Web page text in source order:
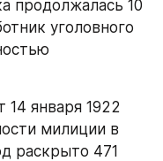
продолжалась 10
уголовного
14 января 1922
милиции в
раскрыто 471